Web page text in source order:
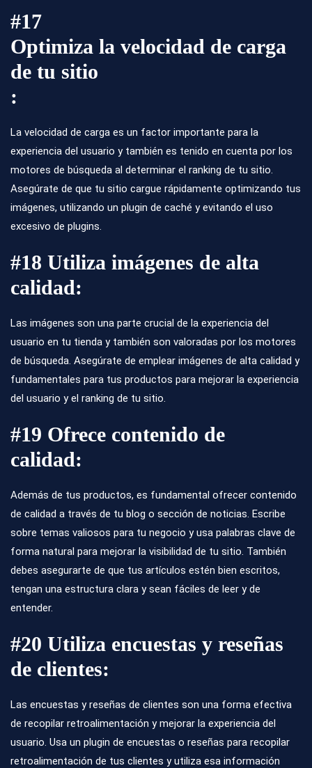
#17
Optimiza la velocidad de carga
de tu sitio
:
La velocidad de carga es un factor importante para la
experiencia del usuario y también es tenido en cuenta por los
motores de búsqueda al determinar el ranking de tu sitio.
Asegúrate de que tu sitio cargue rápidamente optimizando tus
imágenes, utilizando un plugin de caché y evitando el uso
excesivo de plugins.
#18 Utiliza imágenes de alta
calidad:
Las imágenes son una parte crucial de la experiencia del
usuario en tu tienda y también son valoradas por los motores
de búsqueda. Asegúrate de emplear imágenes de alta calidad y
fundamentales para tus productos para mejorar la experiencia
del usuario y el ranking de tu sitio.
#19 Ofrece contenido de
calidad:
Además de tus productos, es fundamental ofrecer contenido
de calidad a través de tu blog o sección de noticias. Escribe
sobre temas valiosos para tu negocio y usa palabras clave de
forma natural para mejorar la visibilidad de tu sitio. También
debes asegurarte de que tus artículos estén bien escritos,
tengan una estructura clara y sean fáciles de leer y de
entender.
#20 Utiliza encuestas y reseñas
de clientes:
Las encuestas y reseñas de clientes son una forma efectiva
de recopilar retroalimentación y mejorar la experiencia del
usuario. Usa un plugin de encuestas o reseñas para recopilar
retroalimentación de tus clientes y utiliza esa información